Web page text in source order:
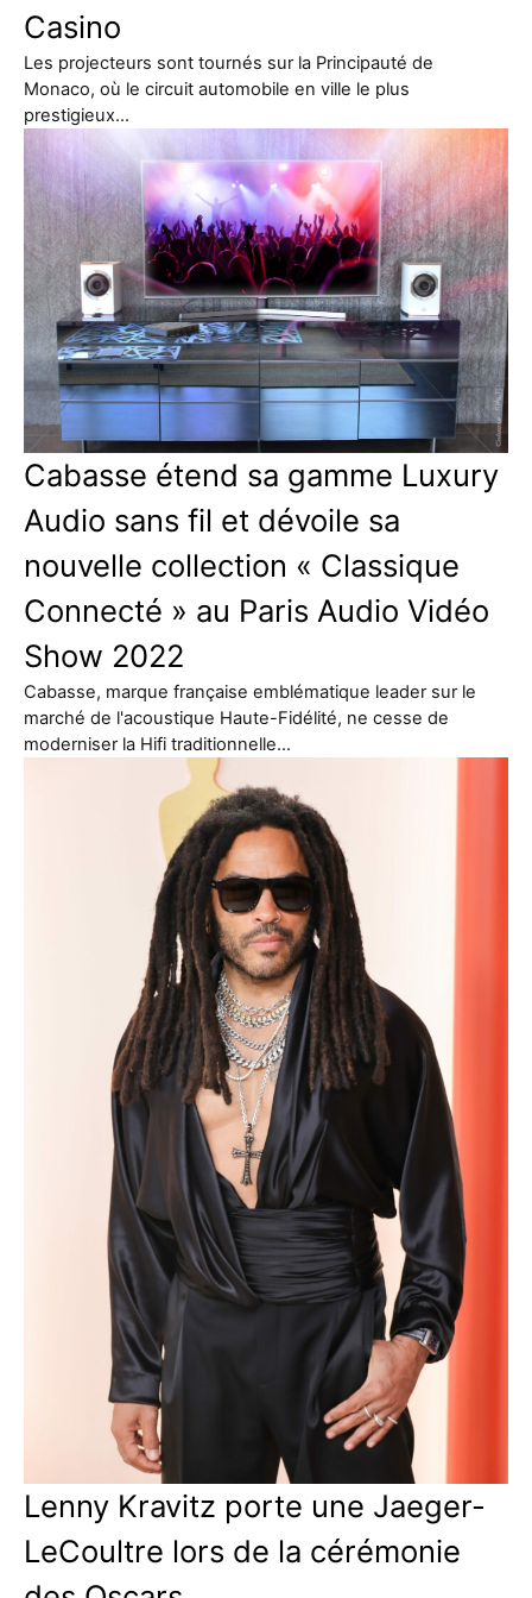
Casino
Les projecteurs sont tournés sur la Principauté de
Monaco, où le circuit automobile en ville le plus
prestigieux…
Cabasse étend sa gamme Luxury
Audio sans fil et dévoile sa
nouvelle collection « Classique
Connecté » au Paris Audio Vidéo
Show 2022
Cabasse, marque française emblématique leader sur le
marché de l'acoustique Haute-Fidélité, ne cesse de
moderniser la Hifi traditionnelle…
Lenny Kravitz porte une Jaeger-
LeCoultre lors de la cérémonie